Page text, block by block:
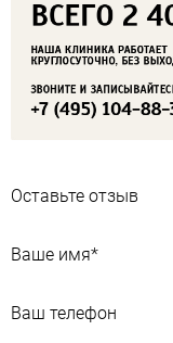
Оставьте отзыв
Ваше имя*
Ваш телефон